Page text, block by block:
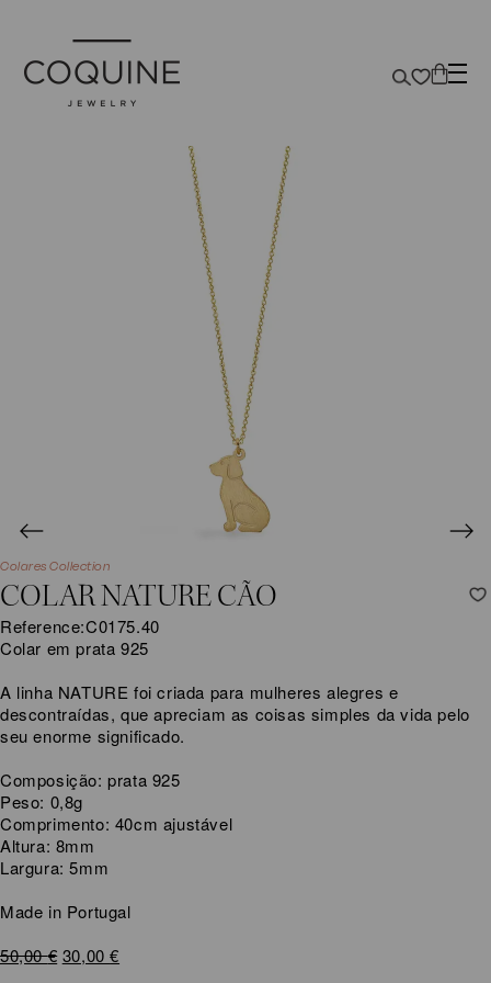
Colares Collection
COLAR NATURE CÃO
Reference:C0175.40
Colar em prata 925
A linha NATURE foi criada para mulheres alegres e
descontraídas, que apreciam as coisas simples da vida pelo
seu enorme significado.
Composição: prata 925
Peso: 0,8g
Comprimento: 40cm ajustável
Altura: 8mm
Largura: 5mm
Made in Portugal
50,00€ O
30,00€